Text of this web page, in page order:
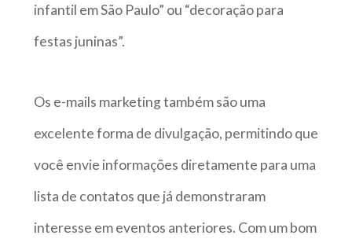
infantil em São Paulo” ou “decoração para
festas juninas”.
Os e-mails marketing também são uma
excelente forma de divulgação, permitindo que
você envie informações diretamente para uma
lista de contatos que já demonstraram
interesse em eventos anteriores. Com um bom